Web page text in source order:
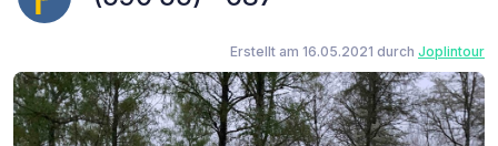
Erstellt am 16.05.2021 durch Joplintour